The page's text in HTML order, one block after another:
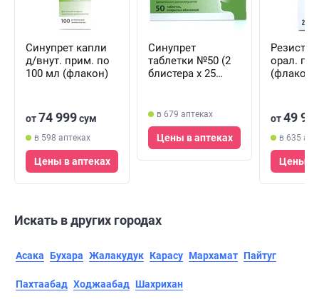
Синупрет капли
д/внут. прим. по
100 мл (флакон)
от74 999сум
в 598 аптеках
Цены в аптеках
Синупрет
таблетки №50 (2
блистера х 25
в 679 аптеках
Цены в аптеках
орал. по
(флакон)
от49
в 635
Цены в
Искать в других городах
Асака Бухара Жалакудук Карасу Мархамат Пайтуг
Пахтаабад Ходжаабад Шахрихан